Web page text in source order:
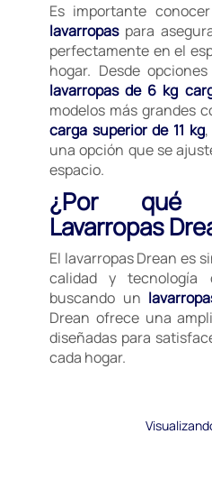
Es importante
lavarropaspara
perfectamente en el
hogar. Desde
lavarropas de 6 kg
modelos más grandes
carga superior de 11 kg,
una opción que se
espacio.
¿Por qué
Lavarropas
El lavarropas Drean es
calidad y
buscando un
Drean ofrece una
diseñadas para
cada hogar.